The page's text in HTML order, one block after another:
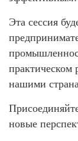
Эта сессия
практическом
нашими
новые